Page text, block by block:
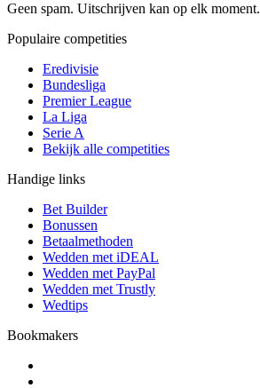
Geen spam. Uitschrijven kan op elk moment.
Populaire competities
Eredivisie
Bundesliga
Premier League
La Liga
Serie A
Bekijk alle competities
Handige links
Bet Builder
Bonussen
Betaalmethoden
Wedden met iDEAL
Wedden met PayPal
Wedden met Trustly
Wedtips
Bookmakers